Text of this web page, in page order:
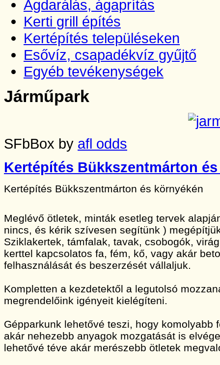
Ágdarálás, ágaprítás
Kerti grill építés
Kertépítés településeken
Esővíz, csapadékvíz gyűjtő
Egyéb tevékenységek
Járműpark
SFbBox by afl odds
Kertépítés Bükkszentmárton
Kertépítés Bükkszentmárton és környékén
Meglévő ötletek, minták esetleg tervek
nincs, és kérik szívesen segítünk )
Sziklakertek, támfalak, tavak, csobogók,
kerttel kapcsolatos fa, fém, kő, vagy akár
felhasználását és beszerzését vállaljuk.
Kompletten a kezdetektől a legutolsó
megrendelőink igényeit kielégíteni.
Gépparkunk lehetővé teszi, hogy komolyabb
akár nehezebb anyagok mozgatását is
lehetővé téve akár merészebb ötletek